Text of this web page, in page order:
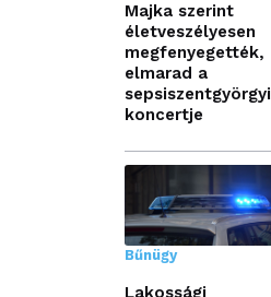
Majka szerint
életveszélyesen
megfenyegették,
elmarad a
sepsiszentgyörgyi
koncertje
Bűnügy
Lakossági